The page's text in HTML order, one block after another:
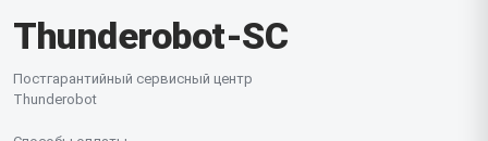
Thunderobot-SC
Постгарантийный сервисный центр
Thunderobot